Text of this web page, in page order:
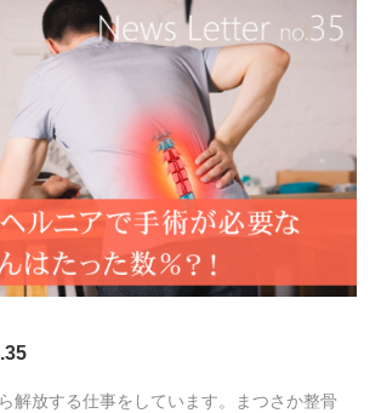
解放する仕事をしています。まつさか整骨